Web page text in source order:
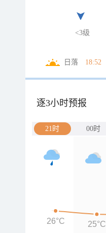
<3级
日落 18:52
逐3小时预报
21时 00时
26°C 25°C